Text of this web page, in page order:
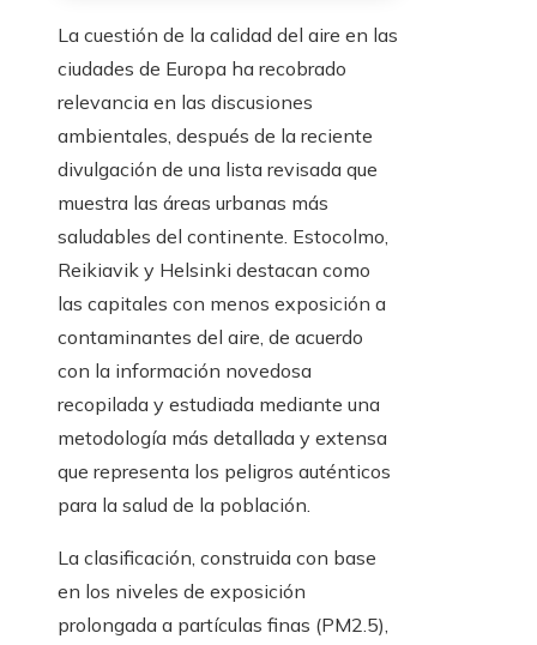
La cuestión de la calidad del aire en las
ciudades de Europa ha recobrado
relevancia en las discusiones
ambientales, después de la reciente
divulgación de una lista revisada que
muestra las áreas urbanas más
saludables del continente. Estocolmo,
Reikiavik y Helsinki destacan como
las capitales con menos exposición a
contaminantes del aire, de acuerdo
con la información novedosa
recopilada y estudiada mediante una
metodología más detallada y extensa
que representa los peligros auténticos
para la salud de la población.
La clasificación, construida con base
en los niveles de exposición
prolongada a partículas finas (PM2.5),